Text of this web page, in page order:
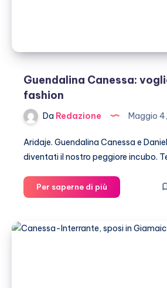
Guendalina Canessa:
fashion
Da Redazione Maggio
Aridaje. Guendalina Canessa e
diventati il nostro peggiore incubo.
Per saperne di più
Canessa:
una